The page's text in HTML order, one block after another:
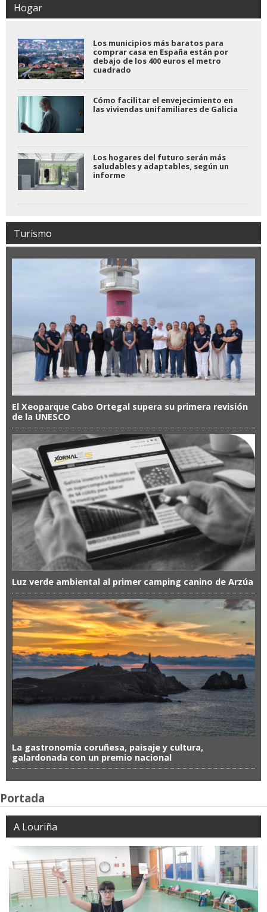
Hogar
Los municipios más baratos para
comprar casa en España están por
debajo de los 400 euros el metro
cuadrado
Cómo facilitar el envejecimiento en
las viviendas unifamiliares de Galicia
Los hogares del futuro serán más
saludables y adaptables, según un
informe
Turismo
El Xeoparque Cabo Ortegal supera su primera revisión
de la UNESCO
Luz verde ambiental al primer camping canino de Arzúa
La gastronomía coruñesa, paisaje y cultura,
galardonada con un premio nacional
Portada
A Louriña